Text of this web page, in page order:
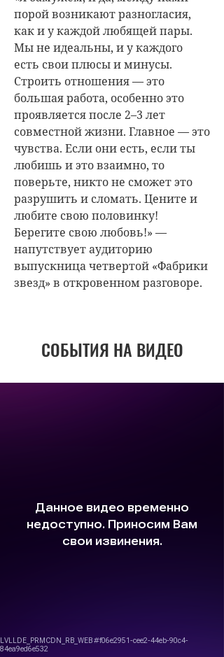
порой возникают разногласия,
как и у каждой любящей пары.
Мы не идеальны, и у каждого
есть свои плюсы и минусы.
Строить отношения — это
большая работа, особенно это
проявляется после 2–3 лет
совместной жизни. Главное — это
чувства. Если они есть, если ты
любишь и это взаимно, то
поверьте, никто не сможет это
разрушить и сломать. Цените и
любите свою половинку!
Берегите свою любовь!» —
напутствует аудиторию
выпускница четвертой «Фабрики
звезд» в откровенном разговоре.
СОБЫТИЯ НА ВИДЕО